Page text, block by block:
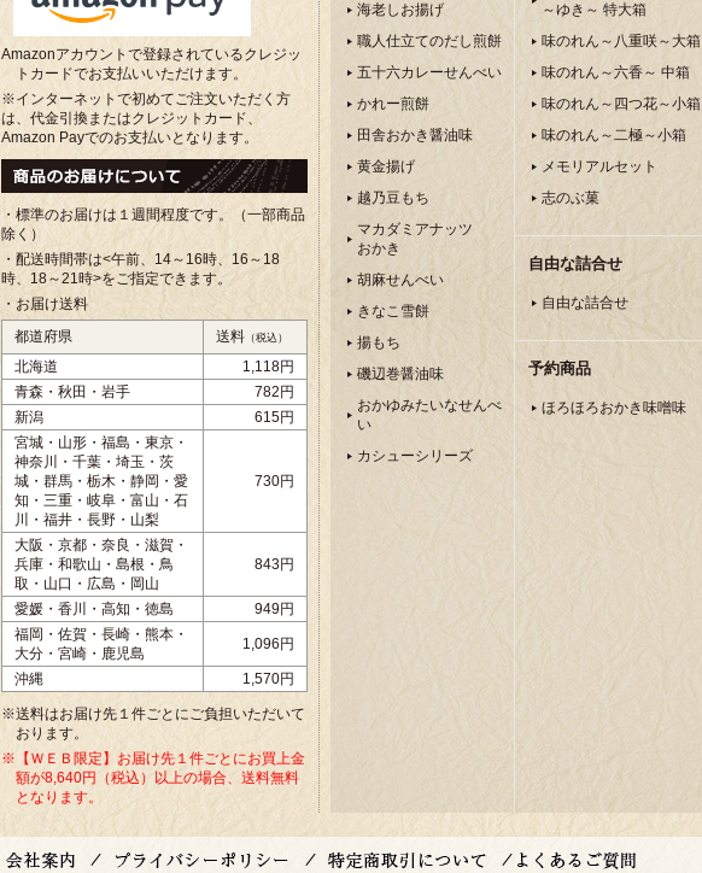
Amazonアカウントで登録されているクレジッ
トカードでお支払いいただけます。
※インターネットで初めてご注文いただく方
は、代金引換またはクレジットカード、
Amazon Payでのお支払いとなります。
・標準のお届けは１週間程度です。（一部商品
除く）
・配送時間帯は<午前、 14～16時、16～18
時、18～21時>をご指定できます。
・お届け送料
都道府県
送料 （税込）
北海道
1,118円
青森・秋田・岩手
782円
新潟
615円
宮城・山形・福島・東京・
神奈川・千葉・埼玉・茨
城・群馬・栃木・静岡・愛
知・三重・岐阜・富山・石
川・福井・長野・山梨
730円
大阪・京都・奈良・滋賀・
兵庫・和歌山・島根・鳥
取・山口・広島・岡山
843円
愛媛・香川・高知・徳島
949円
福岡・佐賀・長崎・熊本・
大分・宮崎・鹿児島
1,096円
沖縄 1,570円
※送料はお届け先１件ごとにご負担いただいて
おります。
※【ＷＥＢ限定】お届け先１件ごとにお買上金
額が8,640円（税込）以上の場合、送料無料
となります。
海老しお揚げ
職人仕立てのだし煎餅
五十六カレーせんべい
かれー煎餅
田舎おかき醤油味
黄金揚げ
越乃豆もち
マカダミアナッツ
おかき
胡麻せんべい
きなこ雪餅
揚もち
磯辺巻醤油味
おかゆみたいなせんべ
い
カシューシリーズ
～ゆき～ 特大箱
味のれん～八重咲～大箱
味のれん～六香～ 中箱
味のれん～四つ花～小箱
味のれん～二極～小箱
メモリアルセット
志のぶ菓
自由な詰合せ
自由な詰合せ
予約商品
ほろほろおかき味噌味